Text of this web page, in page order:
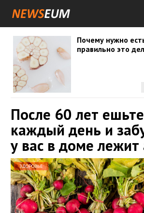
Почему нужно
правильно это
После 60 лет
каждый день и
у вас в доме лежит
ЗДОРОВЬЕ